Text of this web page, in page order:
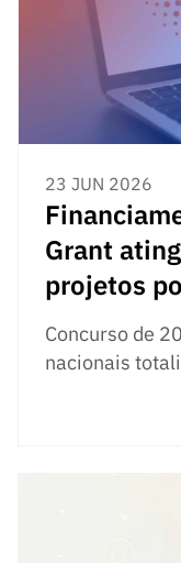
23 JUN 2026
Grant
projetos
Concurso de
nacionais